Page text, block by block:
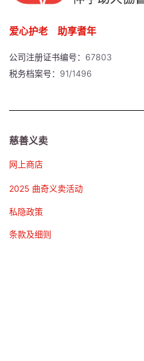
爱心护老 助享耆年
公司注册证书编号：67803
税务档案号：91/1496
慈善义卖
网上商店
2025 曲奇义卖活动
私隐政策
条款及细则